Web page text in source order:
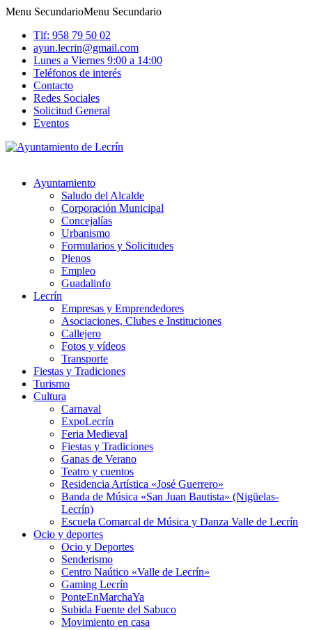
Menu SecundarioMenu Secundario
Tlf: 958 79 50 02
ayun.lecrin@gmail.com
Lunes a Viernes 9:00 a 14:00
Teléfonos de interés
Contacto
Redes Sociales
Solicitud General
Eventos
Ayuntamiento
Saludo del Alcalde
Corporación Municipal
Concejalías
Urbanismo
Formularios y Solicitudes
Plenos
Empleo
Guadalinfo
Lecrín
Empresas y Emprendedores
Asociaciones, Clubes e Instituciones
Callejero
Fotos y vídeos
Transporte
Fiestas y Tradiciones
Turismo
Cultura
Carnaval
ExpoLecrín
Feria Medieval
Fiestas y Tradiciones
Ganas de Verano
Teatro y cuentos
Residencia Artística «José Guerrero»
Banda de Música «San Juan Bautista» (Nigüelas-
Lecrín)
Escuela Comarcal de Música y Danza Valle de Lecrín
Ocio y deportes
Ocio y Deportes
Senderismo
Centro Naútico «Valle de Lecrín»
Gaming Lecrín
PonteEnMarchaYa
Subida Fuente del Sabuco
Movimiento en casa